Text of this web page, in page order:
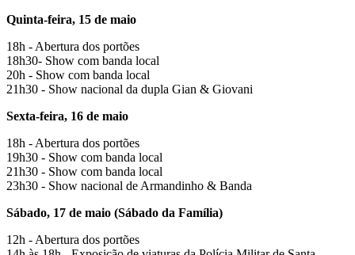
Quinta-feira, 15 de maio
18h - Abertura dos portões
18h30- Show com banda local
20h - Show com banda local
21h30 - Show nacional da dupla Gian & Giovani
Sexta-feira, 16 de maio
18h - Abertura dos portões
19h30 - Show com banda local
21h30 - Show com banda local
23h30 - Show nacional de Armandinho & Banda
Sábado, 17 de maio (Sábado da Família)
12h - Abertura dos portões